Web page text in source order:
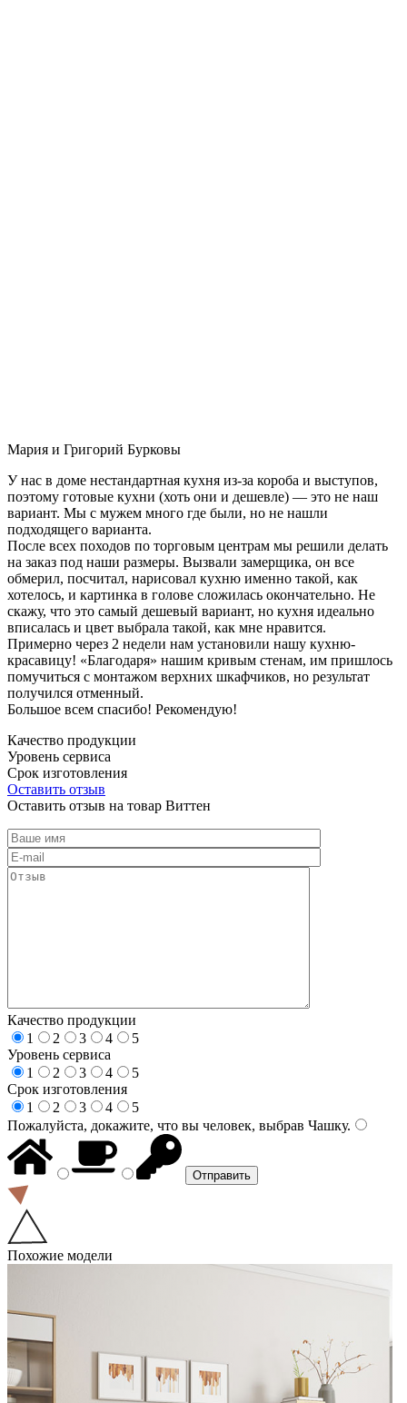
Мария и Григорий Бурковы
У нас в доме нестандартная кухня из-за короба и выступов,
поэтому готовые кухни (хоть они и дешевле) — это не наш
вариант. Мы с мужем много где были, но не нашли
подходящего варианта.
После всех походов по торговым центрам мы решили делать
на заказ под наши размеры. Вызвали замерщика, он все
обмерил, посчитал, нарисовал кухню именно такой, как
хотелось, и картинка в голове сложилась окончательно. Не
скажу, что это самый дешевый вариант, но кухня идеально
вписалась и цвет выбрала такой, как мне нравится.
Примерно через 2 недели нам установили нашу кухню-
красавицу! «Благодаря» нашим кривым стенам, им пришлось
помучиться с монтажом верхних шкафчиков, но результат
получился отменный.
Большое всем спасибо! Рекомендую!
Качество продукции
Уровень сервиса
Срок изготовления
Оставить отзыв
Оставить отзыв на товар Виттен
Качество продукции
1
2 3 4
5
Уровень сервиса
1
2 3 4
5
Срок изготовления
1
2 3 4
5
Пожалуйста, докажите, что вы человек, выбрав Чашку.
Похожие модели